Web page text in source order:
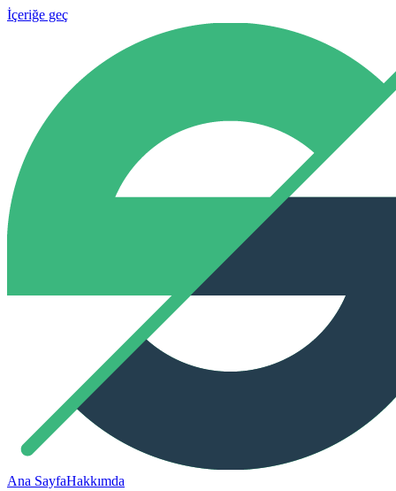
İçeriğe geç
Ana SayfaHakkımda